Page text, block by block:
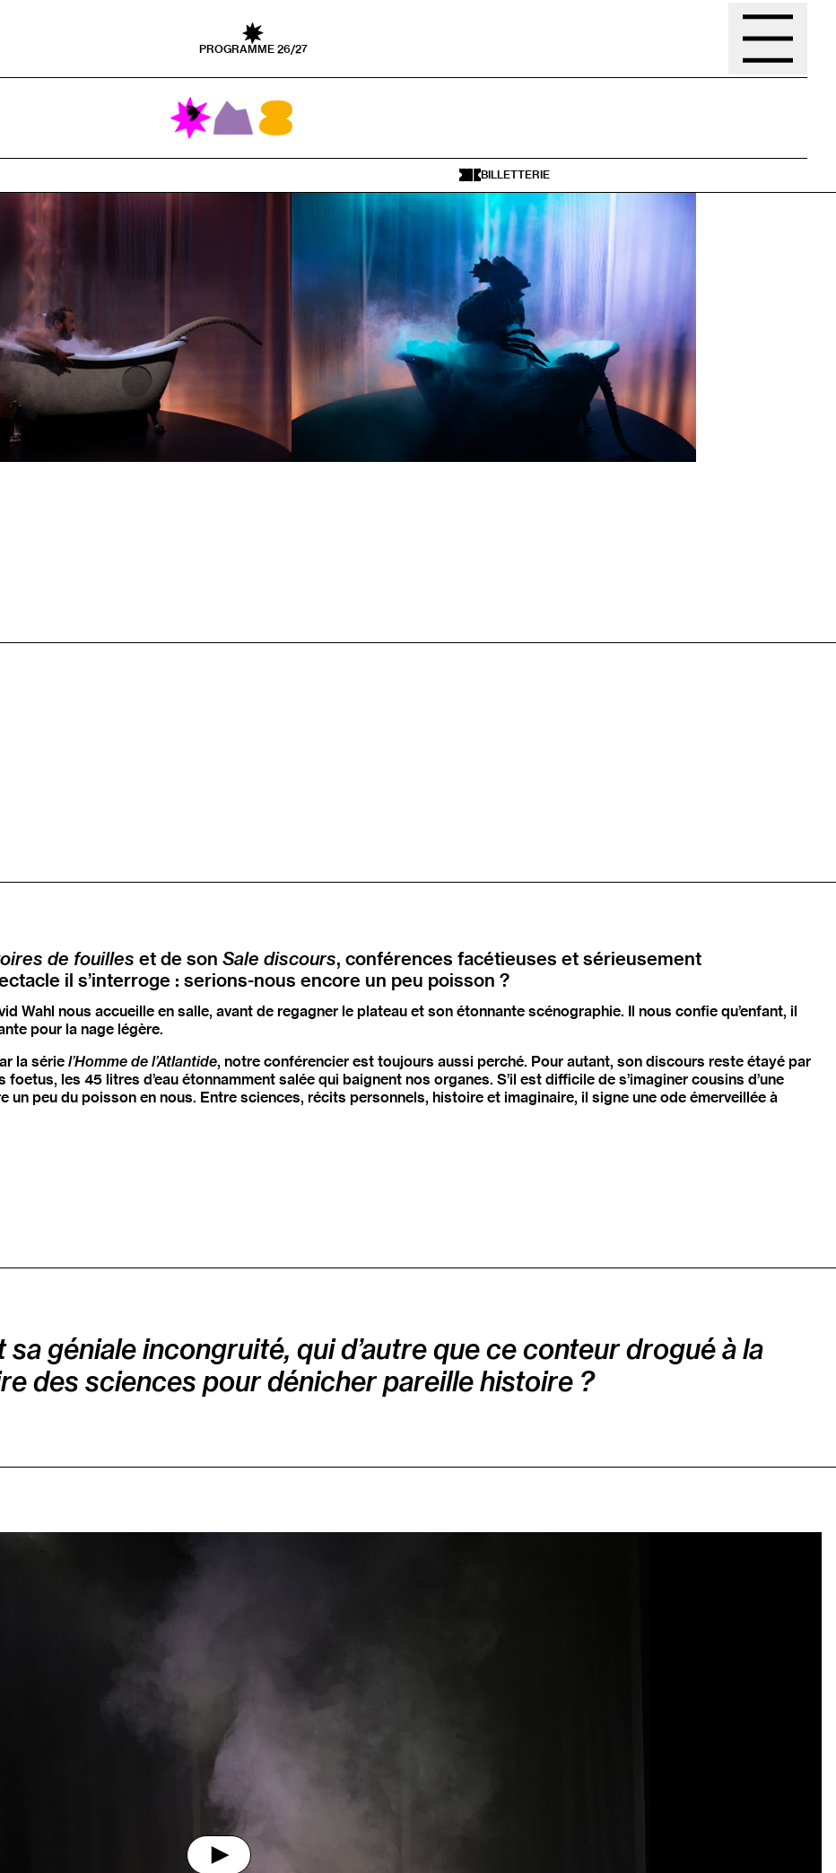
PROGRAMME 26/27
BILLETTERIE
de fouilles et de son Sale discours, conférences facétieuses et sérieusement
il s’interroge : serions-nous encore un peu poisson ?
Wahl nous accueille en salle, avant de regagner le plateau et son étonnante scénographie. Il nous confie qu’enfant, il
pour la nage légère.
la sériel’Homme de l’Atlantide, notre conférencier est toujours aussi perché. Pour autant, son discours reste étayé par
les 45 litres d’eau étonnamment salée qui baignent nos organes. S’il est difficile de s’imaginer cousins d’une
peu du poisson en nous. Entre sciences, récits personnels, histoire et imaginaire, il signe une ode émerveillée à
sa géniale incongruité, qui d’autre que ce conteur drogué à la
des sciences pour dénicher pareille histoire ?
Lancer la vidéo